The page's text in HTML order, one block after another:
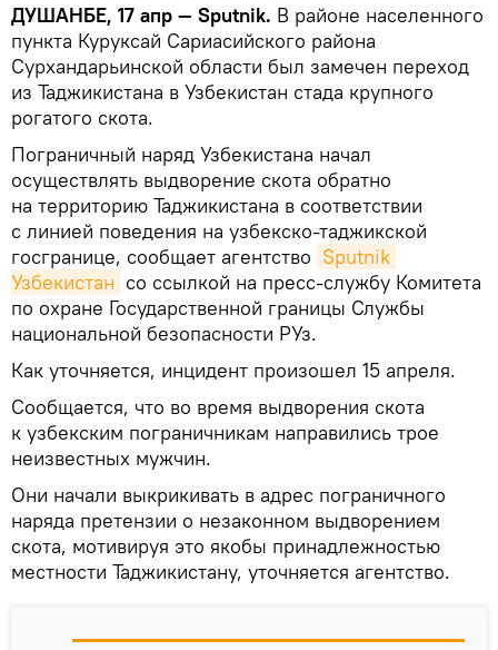
ДУШАНБЕ, 17 апр — Sputnik. В районе населенного
пункта Куруксай Сариасийского района
Сурхандарьинской области был замечен переход
из Таджикистана в Узбекистан стада крупного
рогатого скота.
Пограничный наряд Узбекистана начал
осуществлять выдворение скота обратно
на территорию Таджикистана в соответствии
с линией поведения на узбекско-таджикской
госгранице, сообщает агентство Sputnik
Узбекистан со ссылкой на пресс-службу Комитета
по охране Государственной границы Службы
национальной безопасности РУз.
Как уточняется, инцидент произошел 15 апреля.
Сообщается, что во время выдворения скота
к узбекским пограничникам направились трое
неизвестных мужчин.
Они начали выкрикивать в адрес пограничного
наряда претензии о незаконном выдворением
скота, мотивируя это якобы принадлежностью
местности Таджикистану, уточняется агентство.